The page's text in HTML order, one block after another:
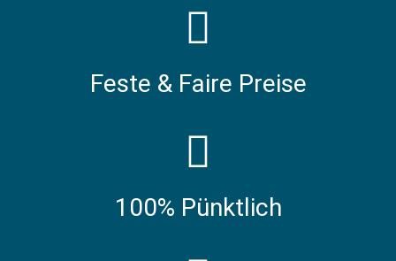
Feste & Faire Preise
100% Pünktlich